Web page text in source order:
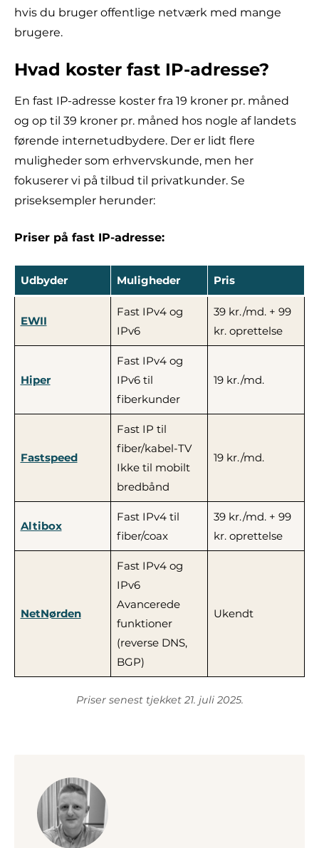
hvis du bruger offentlige netværk med mange
brugere.
Hvad koster fast IP-adresse?
En fast IP-adresse koster fra 19 kroner pr. måned
og op til 39 kroner pr. måned hos nogle af landets
førende internetudbydere. Der er lidt flere
muligheder som erhvervskunde, men her
fokuserer vi på tilbud til privatkunder. Se
priseksempler herunder:
Priser på fast IP-adresse:
Udbyder Muligheder Pris
EWII
Fast IPv4 og
IPv6
39 kr./md. + 99
kr. oprettelse
Hiper
Fast IPv4 og
IPv6 til
fiberkunder
19 kr./md.
Fastspeed
Fast IP til
fiber/kabel-TV
Ikke til mobilt
bredbånd
19 kr./md.
Altibox
Fast IPv4 til
fiber/coax
39 kr./md. + 99
kr. oprettelse
NetNørden
Fast IPv4 og
IPv6
Avancerede
funktioner
(reverse DNS,
BGP)
Ukendt
Priser senest tjekket 21. juli 2025.